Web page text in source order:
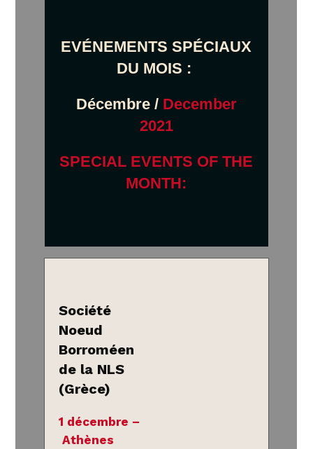
EVÉNEMENTS SPÉCIAUX
DU MOIS :
Décembre / December
2021
SPECIAL EVENTS OF THE
MONTH:
Société
Noeud
Borroméen
de la NLS
(Grèce)
1 décembre –
Athènes